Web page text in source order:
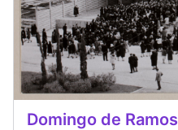
Domingo de Ramos